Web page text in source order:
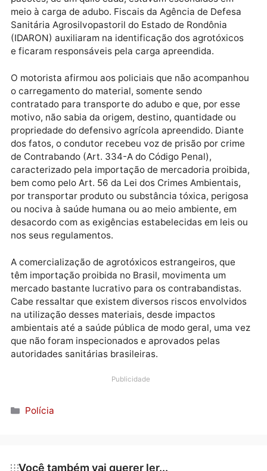
caminhão, que aparentava estar carregado de
Em procedimento de inspeção, foram encontrados
pacotes de dois diferentes tipos de agrotóxicos
fabricados no Paraguai, o que exigiu uma busca
minuciosa conferência, constatou-se que 3.139
pacotes, de um quilo cada, estavam escondidos em
meio à carga de adubo. Fiscais da Agência de
Sanitária Agrosilvopastoril do Estado de Rondônia
(IDARON) auxiliaram na identificação dos
e ficaram responsáveis pela carga apreendida.
O motorista afirmou aos policiais que não
o carregamento do material, somente sendo
contratado para transporte do adubo e que, por esse
motivo, não sabia da origem, destino, quantidade ou
propriedade do defensivo agrícola apreendido.
dos fatos, o condutor recebeu voz de prisão por
de Contrabando (Art. 334-A do Código Penal),
caracterizado pela importação de mercadoria
bem como pelo Art. 56 da Lei dos Crimes Ambientais,
por transportar produto ou substância tóxica,
ou nociva à saúde humana ou ao meio ambiente, em
desacordo com as exigências estabelecidas em leis
nos seus regulamentos.
mercado bastante lucrativo para os